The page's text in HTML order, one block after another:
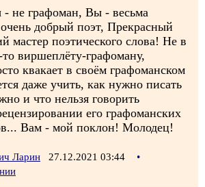
не графоман, Вы - весьма
добрый поэт, Прекрасный
мастер поэтического слова! Не в
виршеплёту-графоману,
квакает в своём графоманском
даже учить, как нужно писать
и что нельзя говорить
его графоманских
Вам - мой поклон! Молодец!
Ларин 27.12.2021 03:44
•